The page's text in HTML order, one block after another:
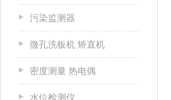
污染监测器
微孔洗板机 矫直机
密度测量 热电偶
水位检测仪